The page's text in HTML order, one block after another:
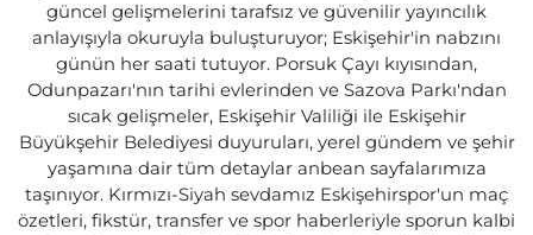
güncel gelişmelerini tarafsız ve güvenilir yayıncılık
anlayışıyla okuruyla buluşturuyor; Eskişehir'in nabzını
günün her saati tutuyor. Porsuk Çayı kıyısından,
Odunpazarı'nın tarihi evlerinden ve Sazova Parkı'ndan
sıcak gelişmeler, Eskişehir Valiliği ile Eskişehir
Büyükşehir Belediyesi duyuruları, yerel gündem ve şehir
yaşamına dair tüm detaylar anbean sayfalarımıza
taşınıyor. Kırmızı-Siyah sevdamız Eskişehirspor'un maç
özetleri, fikstür, transfer ve spor haberleriyle sporun kalbi